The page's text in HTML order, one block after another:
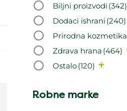
Biljni proizvodi (342)
Dodaci ishrani (240)
Prirodna kozmetika
Zdrava hrana (464)
Ostalo(120)
Robne marke